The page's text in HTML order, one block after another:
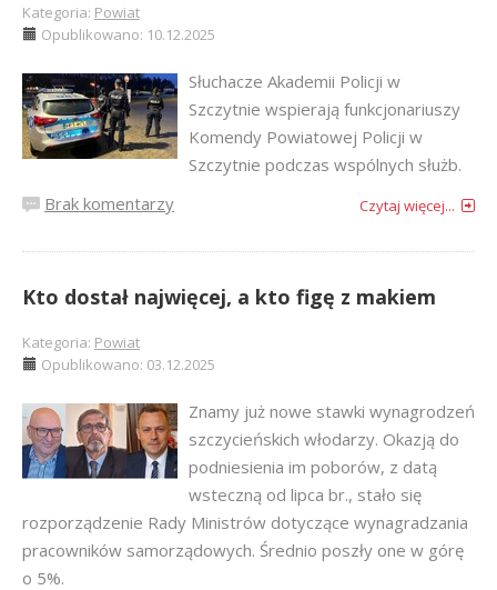
Kategoria: Powiat
Opublikowano: 10.12.2025
Słuchacze Akademii Policji w
Szczytnie wspierają funkcjonariuszy
Komendy Powiatowej Policji w
Szczytnie podczas wspólnych służb.
Brak komentarzy
Czytaj więcej...
Kto dostał najwięcej, a kto figę z makiem
Kategoria: Powiat
Opublikowano: 03.12.2025
Znamy już nowe stawki wynagrodzeń
szczycieńskich włodarzy. Okazją do
podniesienia im poborów, z datą
wsteczną od lipca br., stało się
rozporządzenie Rady Ministrów dotyczące wynagradzania
pracowników samorządowych. Średnio poszły one w górę
o 5%.